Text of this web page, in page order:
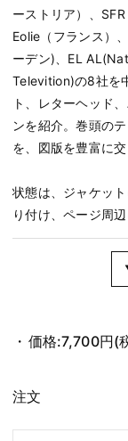
ーストリア）、
Eolie（フランス）
ーデン)、EL
Televition)の8社を
ト、レターヘッド
ンを紹介。巻頭の
を、図版を豊富に
状態は、ジャケッ
り付け、ページ周辺
価格:7,700円(
注文